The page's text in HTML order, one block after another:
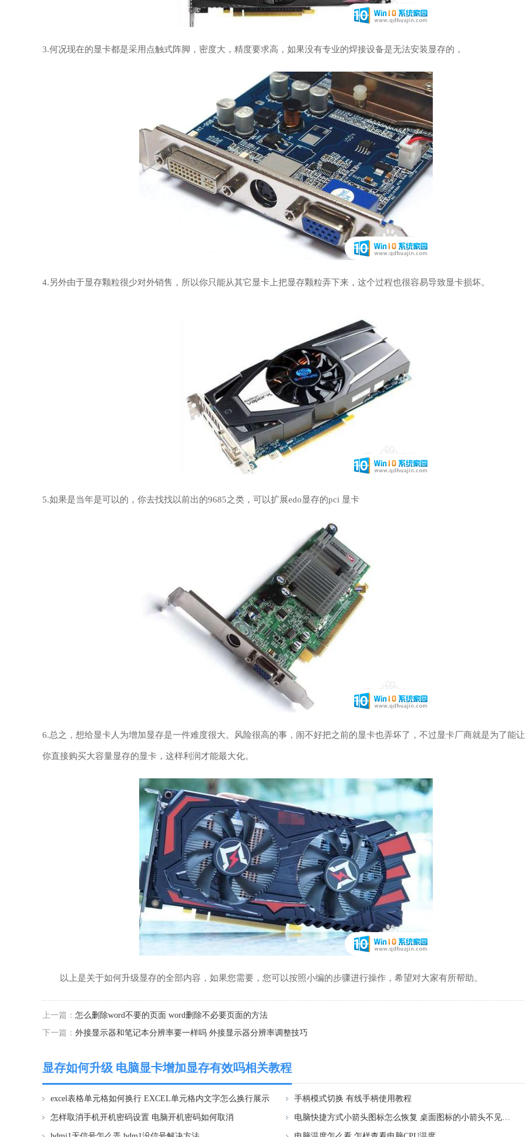
3.何况现在的显卡都是采用点触式阵脚，密度大，精度要求高，如果没有专业的焊接设备是无法安装显存的，
4.另外由于显存颗粒很少对外销售，所以你只能从其它显卡上把显存颗粒弄下来，这个过程也很容易导致显卡损坏。
5.如果是当年是可以的，你去找找以前出的9685之类，可以扩展edo显存的pci 显卡
6.总之，想给显卡人为增加显存是一件难度很大。风险很高的事，闹不好把之前的显卡也弄坏了，不过显卡厂商就是为了能让
你直接购买大容量显存的显卡，这样利润才能最大化。
以上是关于如何升级显存的全部内容，如果您需要，您可以按照小编的步骤进行操作，希望对大家有所帮助。
上一篇： 怎么删除word不要的页面 word删除不必要页面的方法
下一篇： 外接显示器和笔记本分辨率要一样吗 外接显示器分辨率调整技巧
显存如何升级 电脑显卡增加显存有效吗相关教程
excel表格单元格如何换行 EXCEL单元格内文字怎么换行展示 手柄模式切换 有线手柄使用教程
怎样取消手机开机密码设置 电脑开机密码如何取消 电脑快捷方式小箭头图标怎么恢复 桌面图标的小箭头不见了怎么恢复